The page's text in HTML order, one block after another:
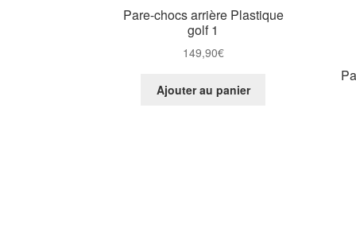
Pare-chocs arrière Plastique
golf 1
149,90€
Ajouter au panier